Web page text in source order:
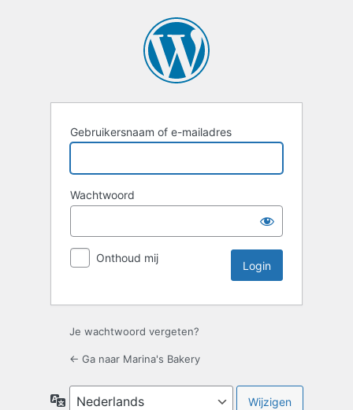
Gebruikersnaam of e-mailadres
Wachtwoord
Onthoud mij
Je wachtwoord vergeten?
← Ga naar Marina's Bakery
Taal